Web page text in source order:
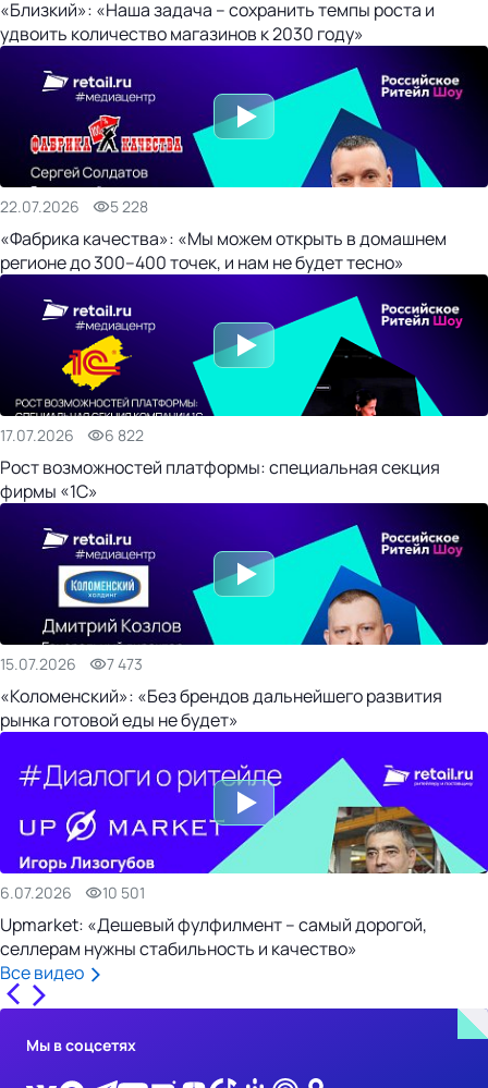
«Близкий»: «Наша задача – сохранить темпы роста и
удвоить количество магазинов к 2030 году»
22.07.2026 5 228
«Фабрика качества»: «Мы можем открыть в домашнем
регионе до 300–400 точек, и нам не будет тесно»
17.07.2026 6 822
Рост возможностей платформы: специальная секция
фирмы «1С»
15.07.2026 7 473
«Коломенский»: «Без брендов дальнейшего развития
рынка готовой еды не будет»
6.07.2026 10 501
Upmarket: «Дешевый фулфилмент – самый дорогой,
селлерам нужны стабильность и качество»
Все видео
Мы в соцсетях